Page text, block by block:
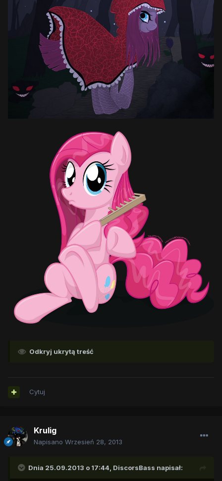
Odkryj ukrytą treść
Cytuj
Krulig
Napisano Wrzesień 28, 2013
Dnia 25.09.2013 o 17:44, DiscorsBass napisał: